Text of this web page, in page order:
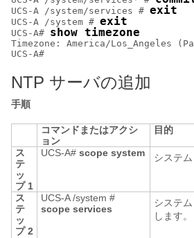
UCS-A /system/services # exit
UCS-A /system # exit
UCS-A# show timezone
Timezone: America/Los_Angeles
NTP サーバの追加
手順
コマンドまたはアクシ
ョン
目的
ス
テ
ッ
プ 1
UCS-A# scope system システ
ス
テ
ッ
プ 2
UCS-A /system #
scope services
システ
します。